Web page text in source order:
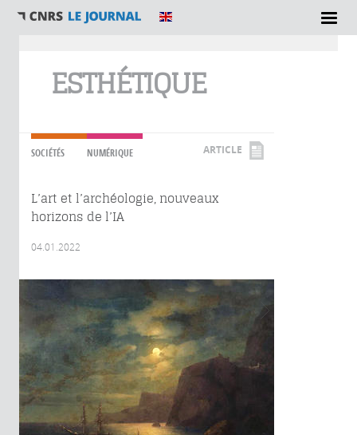
ESTHÉTIQUE
SOCIÉTÉS NUMÉRIQUE ARTICLE
L’art et l’archéologie, nouveaux
horizons de l’IA
04.01.2022